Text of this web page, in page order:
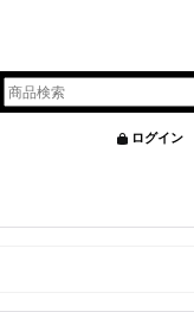
ログイン